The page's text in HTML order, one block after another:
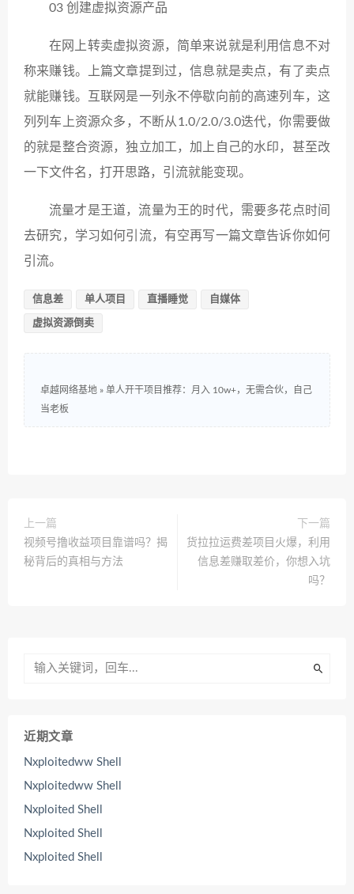
03 创建虚拟资源产品
在网上转卖虚拟资源，简单来说就是利用信息不对
称来赚钱。上篇文章提到过，信息就是卖点，有了卖点
就能赚钱。互联网是一列永不停歇向前的高速列车，这
列列车上资源众多，不断从1.0/2.0/3.0迭代，你需要做
的就是整合资源，独立加工，加上自己的水印，甚至改
一下文件名，打开思路，引流就能变现。
流量才是​​王道，流量为王的时代，需要多花点时间
去研究，学习如何引流，有空再写一篇文章告诉你如何
引流。
信息差 单人项目 直播睡觉 自媒体
虚拟资源倒卖
卓越网络基地 » 单人开干项目推荐：月入 10w+，无需合伙，自己
当老板
上一篇
视频号撸收益项目靠谱吗？揭
秘背后的真相与方法
下一篇
货拉拉运费差项目火爆，利用
信息差赚取差价，你想入坑
吗？
近期文章
Nxploitedww Shell
Nxploitedww Shell
Nxploited Shell
Nxploited Shell
Nxploited Shell